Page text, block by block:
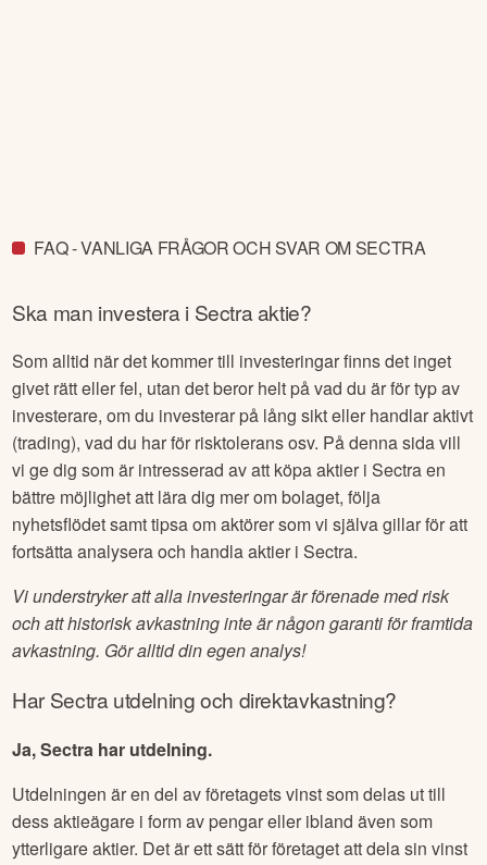
FAQ - VANLIGA FRÅGOR OCH SVAR OM SECTRA
Ska man investera i Sectraaktie?
Som alltid när det kommer till investeringar finns det inget
givet rätt eller fel, utan det beror helt på vad du är för typ av
investerare, om du investerar på lång sikt eller handlar aktivt
(trading), vad du har för risktolerans osv. På denna sida vill
vi ge dig som är intresserad av att köpa aktier iSectraen
bättre möjlighet att lära dig mer om bolaget, följa
nyhetsflödet samt tipsa om aktörer som vi själva gillar för att
fortsätta analysera och handla aktier iSectra.
Vi understryker att alla investeringar är förenade med risk
och att historisk avkastning inte är någon garanti för framtida
avkastning. Gör alltid din egen analys!
HarSectrautdelning och direktavkastning?
Ja, Sectra har utdelning.
Utdelningen är en del av företagets vinst som delas ut till
dess aktieägare i form av pengar eller ibland även som
ytterligare aktier. Det är ett sätt för företaget att dela sin vinst